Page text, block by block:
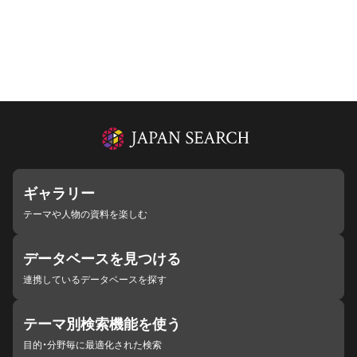
ギャラリー
テーマや人物の資料を楽しむ
データベースを見つける
連携しているデータベースを探す
テーマ別検索機能を使う
目的・分野毎に最適化された検索